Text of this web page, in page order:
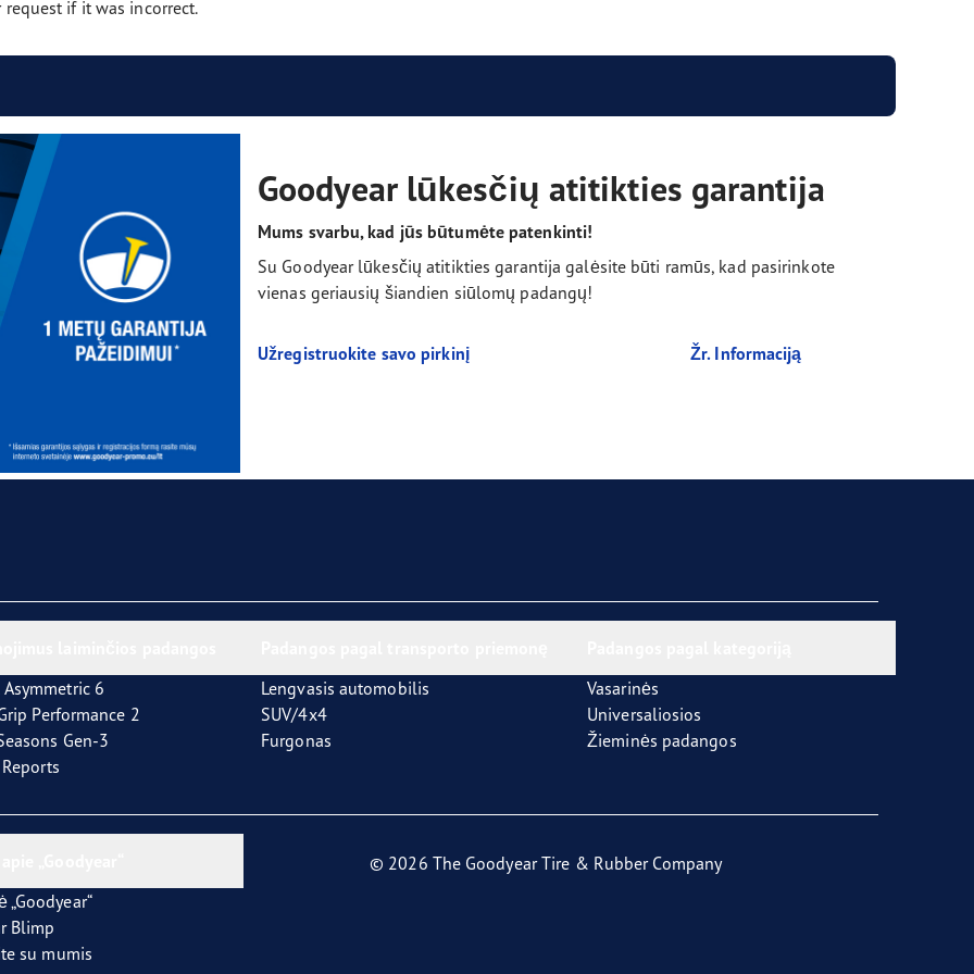
4Seasons Gen-3
request if it was incorrect.
Goodyear lūkesčių atitikties garantija
Mums svarbu, kad jūs būtumėte patenkinti!
Su Goodyear lūkesčių atitikties garantija galėsite būti ramūs, kad pasirinkote
vienas geriausių šiandien siūlomų padangų!
Užregistruokite savo pirkinį Žr. Informaciją
Asymmetric 6
Performance 2
Gen-3
Lengvasis automobilis
SUV/4x4
Furgonas
Vasarinės
Universaliosios
Žieminės padangos
„Goodyear“
Blimp
su mumis
© 2026 The Goodyear Tire & Rubber Company